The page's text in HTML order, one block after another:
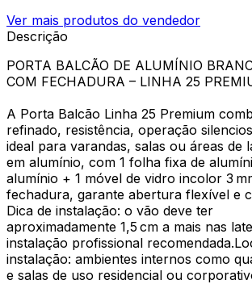
Ver mais produtos do vendedor
Descrição
PORTA BALCÃO DE ALUMÍNIO
COM FECHADURA – LINHA 25
A Porta Balcão Linha 25 Premium
refinado, resistência, operação
ideal para varandas, salas ou áreas de
em alumínio, com 1 folha fixa de
alumínio + 1 móvel de vidro incolor 3
fechadura, garante abertura flexível e
Dica de instalação: o vão deve ter
aproximadamente 1,5 cm a mais nas
instalação profissional
instalação: ambientes internos como
e salas de uso residencial ou